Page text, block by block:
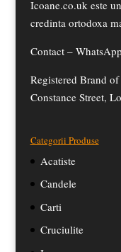
Icoane.co.uk este
credinta ortodoxa
Contact – WhatsApp
Registered Brand
Constance Street,
Categorii Produse
Acatiste
Candele
Carti
Cruciulite